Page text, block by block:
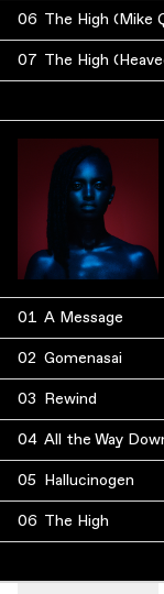
06 The High (Mike
07 The High
01 A Message
02 Gomenasai
03 Rewind
04 All the Way
05 Hallucinogen
06 The High